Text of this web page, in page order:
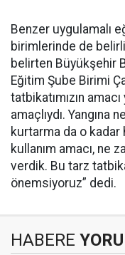
Benzer uygulamalı
birimlerinde de
belirten Büyükşehir
Eğitim Şube Birimi
tatbikatımızın
amaçlıydı. Yangına
kurtarma da o kadar
kullanım amacı, ne
verdik. Bu tarz
önemsiyoruz” dedi.
HABERE